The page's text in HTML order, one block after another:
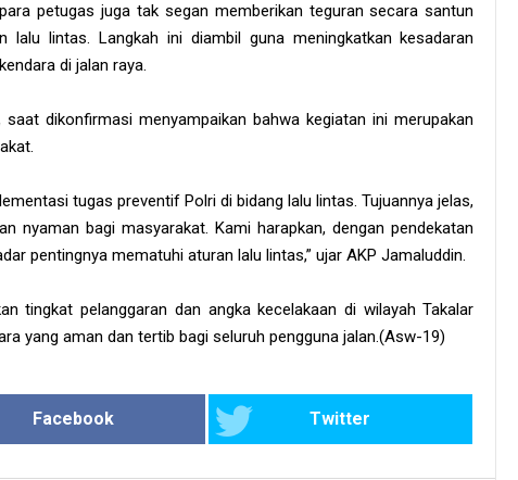
petugas juga tak segan memberikan teguran secara santun
lintas. Langkah ini diambil guna meningkatkan kesadaran
di jalan raya.
dikonfirmasi menyampaikan bahwa kegiatan ini merupakan
tugas preventif Polri di bidang lalu lintas. Tujuannya jelas,
nyaman bagi masyarakat. Kami harapkan, dengan pendekatan
pentingnya mematuhi aturan lalu lintas,” ujar AKP Jamaluddin.
tingkat pelanggaran dan angka kecelakaan di wilayah Takalar
yang aman dan tertib bagi seluruh pengguna jalan.(Asw-19)
Facebook Twitter